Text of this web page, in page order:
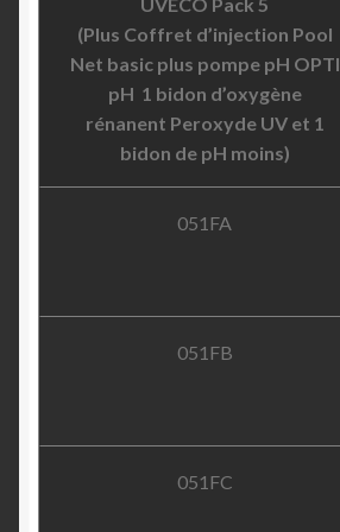
(Plus Coffret d’injection Pool
Net basic plus pompe pH OPTI
pH 1 bidon d’oxygène
rénanent Peroxyde UV et 1
bidon de pH moins)
051FA
051FB
051FC